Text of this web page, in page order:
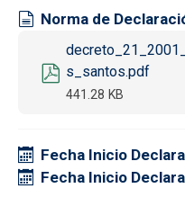
Norma de
Documento
s_santos.pdf
441.28 KB
Fecha Inicio
Fecha Inicio